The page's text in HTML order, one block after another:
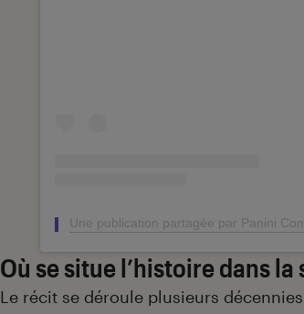
Une publication partagée par Panini
Où se situe l’histoire dans la
Le récit se déroule plusieurs